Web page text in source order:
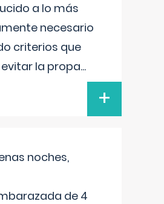
a lo más
necesario
criterios que
la propa...
+
noches,
de 4